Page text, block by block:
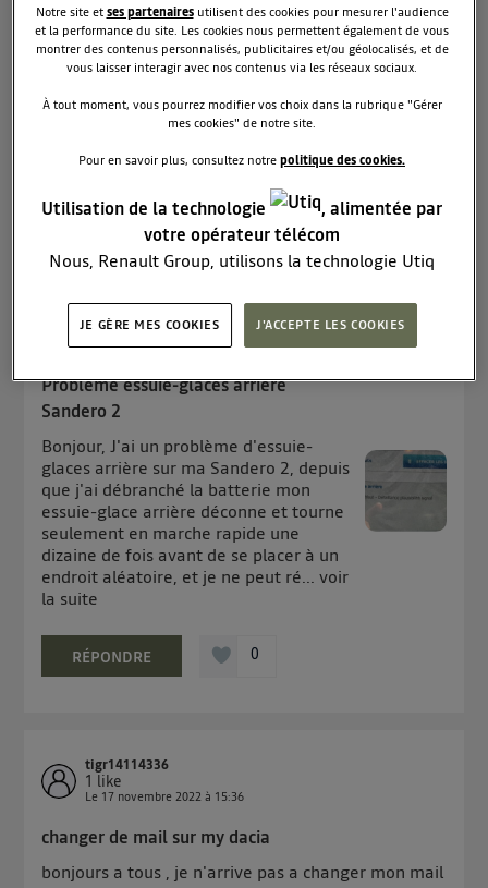
Question résolue
Voyant inconnu
Bonjour, Quelqu'un pourrait-il
m'éclairer sur la signification de ce
d'avance à tous les contributeurs.
Lire les 3 réponses RÉPONDRE 0
dupo26636456
Le21 novembre 2022à16:42
Problème essuie-glaces arrière
Sandero 2
Bonjour, J'ai un problème d'essuie-
glaces arrière sur ma Sandero 2, depuis
que j'ai débranché la batterie mon
essuie-glace arrière déconne et tourne
seulement en marche rapide une
dizaine de fois avant de se placer à un
endroit aléatoire, et je ne peut ré...voir
la suite
RÉPONDRE 0
tigr14114336
1 like
Le 17 novembre 2022 à 15:36
changer de mail sur my dacia
bonjours a tous , je n'arrive pas a changer mon mail
Notre site etses partenairesutilisent des cookies pour mesurer l'audience
et la performance du site. Les cookies nous permettent également de vous
montrer des contenus personnalisés, publicitaires et/ou géolocalisés, et de
vous laisser interagir avec nos contenus via les réseaux sociaux.
À tout moment, vous pourrez modifier vos choix dans la rubrique "Gérer
mes cookies" de notre site.
Pour en savoir plus, consultez notrepolitique des cookies.
Utilisation de la technologie
, alimentée par
votre opérateur télécom
Nous, Renault Group, utilisons la technologie Utiq
cette notice de consentement) et liées à votre
télécom participantet que vous consentez sur
La technologie Utiq a été conçue pour la protection
de vos données personnelles en vous offrant choix et
contrôle.
Elle utilise un identifiant créé par votre opérateur
télécom basé sur votre adresse IP et une référence
de votre contrat internet (ex : votre numéro de
Ainsi, toutes les personnes utilisant la même
connexion et ayant consenties se verront attribuer le
Pour uneconnexion mobile
uniquement sur la navigation de l'utilisateur du mobile.
Vous pouvez à tout moment retirer ce consentement
surle portail d’Utiq ("
« gérer Utiq » en bas de ce site. Pour plus
JE GÈRE MES COOKIES J'ACCEPTE LES COOKIES